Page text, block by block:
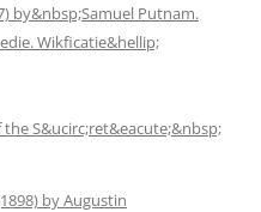
by&nbsp;Samuel Putnam.
Wikficatie&hellip;
S&ucirc;ret&eacute;&nbsp;
by Augustin